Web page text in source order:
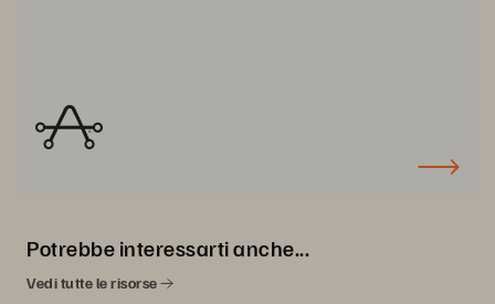
Potrebbe interessarti anche...
Vedi tutte le risorse